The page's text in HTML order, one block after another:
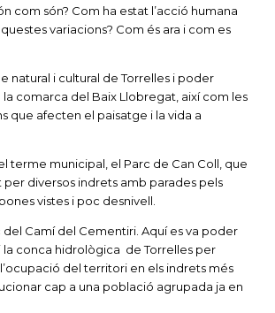
com són? Com ha estat l’acció humana
variacions? Com és ara i com es
natural i cultural de Torrelles i poder
comarca del Baix Llobregat, així com les
que afecten el paisatge i la vida a
terme municipal, el Parc de Can Coll, que
diversos indrets amb parades pels
vistes i poc desnivell.
Camí del Cementiri. Aquí es va poder
conca hidrològica de Torrelles per
del territori en els indrets més
cap a una població agrupada ja en